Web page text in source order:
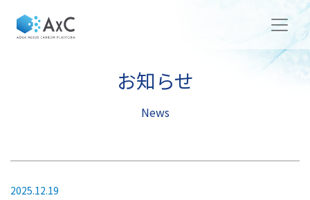
お知らせ
News
2025.12.19